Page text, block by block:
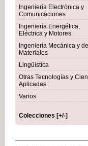
Ingeniería Electrónica y
Comunicaciones
Ingeniería Energética,
Eléctrica y Motores
Ingeniería Mecánica y de
Materiales
Lingüística
Otras Tecnologías y
Aplicadas
Varios
Colecciones [+/-]